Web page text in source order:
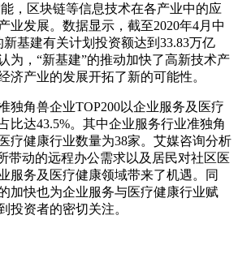
，区块链等信息技术在各产业中的应
业发展。数据显示，截至2020年4月中
基建有关计划投资额达到33.83万亿
为，“新基建”的推动加快了高新技术产
济产业的发展开拓了新的可能性。
角兽企业TOP200以企业服务及医疗
比达43.5%。其中企业服务行业准独角
疗健康行业数量为38家。艾媒咨询分析
带动的远程办公需求以及居民对社区医
服务及医疗健康领域带来了机遇。同
加快也为企业服务与医疗健康行业赋
投资者的密切关注。